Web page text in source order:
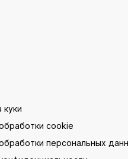
куки
cookie
персональных